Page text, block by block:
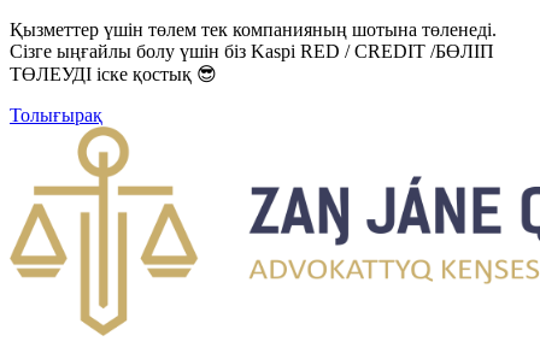
Қызметтер үшін төлем тек компанияның шотына төленеді.
Сізге ыңғайлы болу үшін біз Kaspi RED / CREDIT /БӨЛІП
ТӨЛЕУДІ іске қостық 😎
Толығырақ